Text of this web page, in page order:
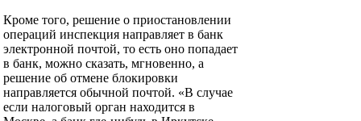
Кроме того, решение о приостановлении
операций инспекция направляет в банк
электронной почтой, то есть оно попадает
в банк, можно сказать, мгновенно, а
решение об отмене блокировки
направляется обычной почтой. «В случае
если налоговый орган находится в